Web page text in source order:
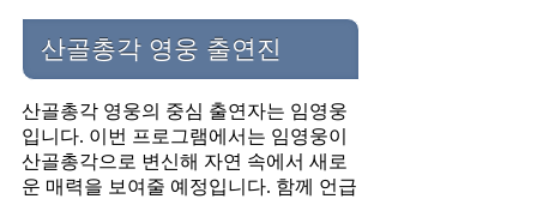
산골총각 영웅 출연진
산골총각 영웅의 중심 출연자는 임영웅
입니다. 이번 프로그램에서는 임영웅이
산골총각으로 변신해 자연 속에서 새로
운 매력을 보여줄 예정입니다. 함께 언급